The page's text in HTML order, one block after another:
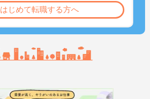
はじめて転職する方へ